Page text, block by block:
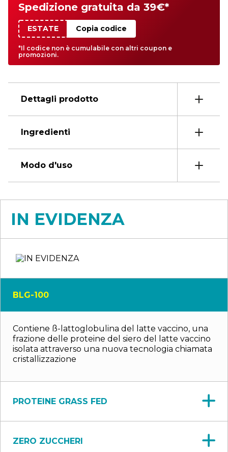
Spedizione gratuita da 39€*
ESTATE Copia codice
*Il codice non è cumulabile con altri coupon e
promozioni.
Dettagli prodotto
Ingredienti
Modo d'uso
IN EVIDENZA
BLG-100
Contiene ß-lattoglobulina del latte vaccino, una
frazione delle proteine del siero del latte vaccino
isolata attraverso una nuova tecnologia chiamata
cristallizzazione
PROTEINE GRASS FED
ZERO ZUCCHERI